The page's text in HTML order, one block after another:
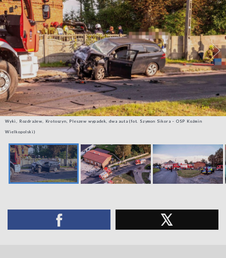
Wyki, Rozdrażew, Krotoszyn, Pleszew wypadek, dwa auta (fot. Szymon Sikora – OSP Koźmin
Wielkopolski)